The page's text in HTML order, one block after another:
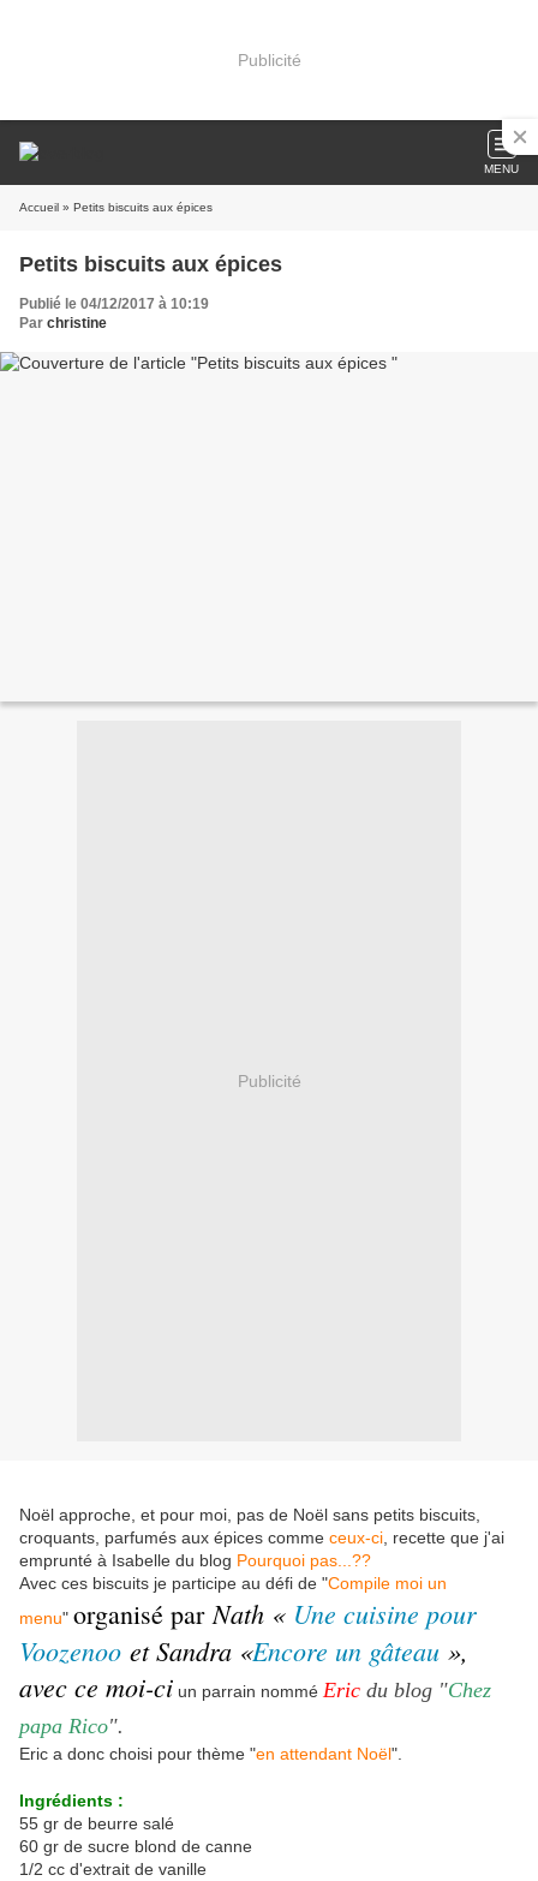
Publicité
MENU
Accueil » Petits biscuits aux épices
Petits biscuits aux épices
Publié le 04/12/2017 à 10:19
Par christine
Publicité
Noël approche, et pour moi, pas de Noël sans petits biscuits,
croquants, parfumés aux épices comme ceux-ci , recette que j'ai
emprunté à Isabelle du blog Pourquoi pas...??
Avec ces biscuits je participe au défi de "Compile moi un
menu" organisé par Nath « Une cuisine pour
Voozenoo et Sandra «Encore un gâteau »,
avec ce moi-ci un parrain nommé Eric du blog "Chez
papa Rico".
Eric a donc choisi pour thème "en attendant Noël".
Ingrédients :
55 gr de beurre salé
60 gr de sucre blond de canne
1/2 cc d'extrait de vanille